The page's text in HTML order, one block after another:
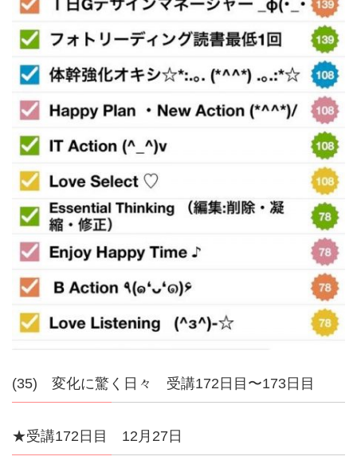
(35) 変化に驚く日々 受講172日目〜173日目
★受講172日目 12月27日